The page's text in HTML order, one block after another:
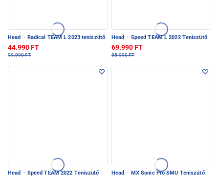
Head · Radical TEAM L 2023 teniszütő
44.990 FT
99.990 FT
Head · Speed TEAM L 2022 Teniszütő
69.990 FT
85.990 FT
Head · Speed TEAM 2022 Teniszütő Head · MX Sonic Pro SMU Teniszütő